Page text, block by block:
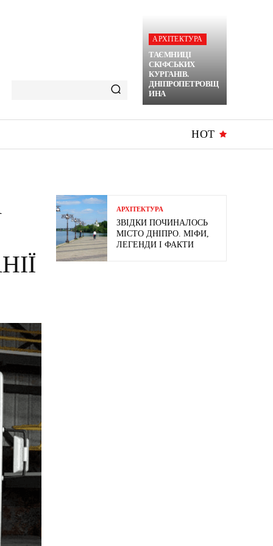
АРХІТЕКТУРА
ТАЄМНИЦІ
СКІФСЬКИХ
КУРГАНІВ.
ДНІПРОПЕТРОВЩ
ИНА
HOT
АРХІТЕКТУРА
ЗВІДКИ ПОЧИНАЛОСЬ
МІСТО ДНІПРО. МІФИ,
ЛЕГЕНДИ І ФАКТИ